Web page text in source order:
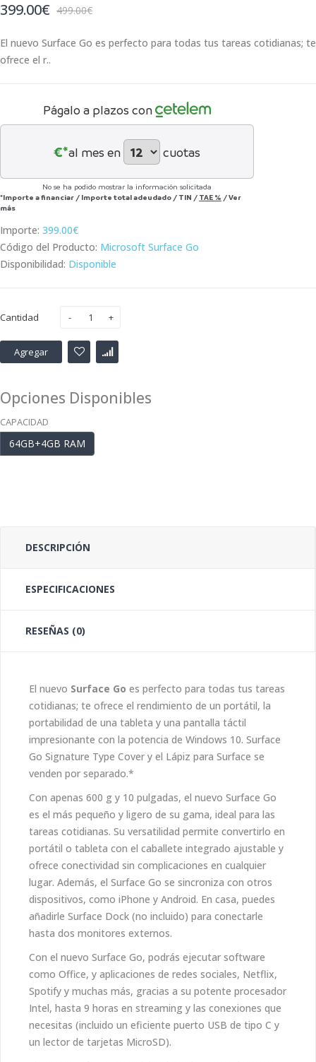
399.00€ 499.00€
El nuevo Surface Go es perfecto para todas tus tareas cotidianas; te
ofrece el r..
Págalo a plazos con
€*al mes en cuotas
No se ha podido mostrar la información solicitada
*Importe a financiar / Importe total adeudado / TIN / TAE % /Ver
más
Importe: 399.00€
Código del Producto: Microsoft Surface Go
Disponibilidad: Disponible
Cantidad
Agregar
Opciones Disponibles
CAPACIDAD
64GB+4GB RAM
DESCRIPCIÓN
ESPECIFICACIONES
RESEÑAS (0)
El nuevo Surface Go es perfecto para todas tus tareas
cotidianas; te ofrece el rendimiento de un portátil, la
portabilidad de una tableta y una pantalla táctil
impresionante con la potencia de Windows 10. Surface
Go Signature Type Cover y el Lápiz para Surface se
venden por separado.*
Con apenas 600 g y 10 pulgadas, el nuevo Surface Go
es el más pequeño y ligero de su gama, ideal para las
tareas cotidianas. Su versatilidad permite convertirlo en
portátil o tableta con el caballete integrado ajustable y
ofrece conectividad sin complicaciones en cualquier
lugar. Además, el Surface Go se sincroniza con otros
dispositivos, como iPhone y Android. En casa, puedes
añadirle Surface Dock (no incluido) para conectarle
hasta dos monitores externos.
Con el nuevo Surface Go, podrás ejecutar software
como Office, y aplicaciones de redes sociales, Netflix,
Spotify y muchas más, gracias a su potente procesador
Intel, hasta 9 horas en streaming y las conexiones que
necesitas (incluido un eficiente puerto USB de tipo C y
un lector de tarjetas MicroSD).